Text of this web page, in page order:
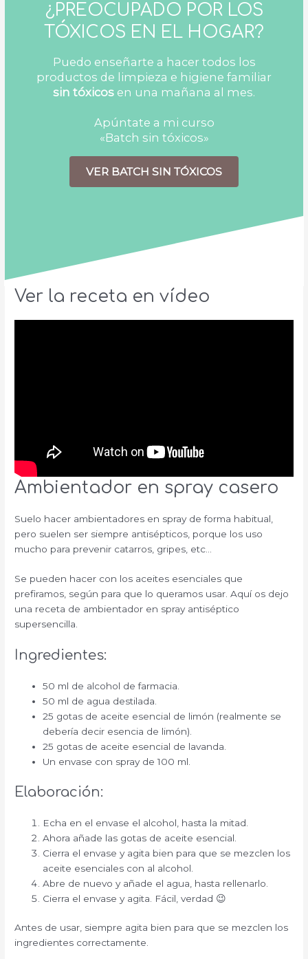
¿PREOCUPADO POR LOS
TÓXICOS EN EL HOGAR?
Puedo enseñarte a hacer todos los
productos de limpieza e higiene familiar
sin tóxicos en una mañana al mes.
Apúntate a mi curso
«Batch sin tóxicos»
VER BATCH SIN TÓXICOS
Ver la receta en vídeo
Ambientador en spray casero
Suelo hacer ambientadores en spray de forma habitual,
pero suelen ser siempre antisépticos, porque los uso
mucho para prevenir catarros, gripes, etc…
Se pueden hacer con los aceites esenciales que
prefiramos, según para que lo queramos usar. Aquí os dejo
una receta de ambientador en spray antiséptico
supersencilla.
Ingredientes:
50 ml de alcohol de farmacia.
50 ml de agua destilada.
25 gotas de aceite esencial de limón (realmente se
debería decir esencia de limón).
25 gotas de aceite esencial de lavanda.
Un envase con spray de 100 ml.
Elaboración:
Echa en el envase el alcohol, hasta la mitad.
Ahora añade las gotas de aceite esencial.
Cierra el envase y agita bien para que se mezclen los
aceite esenciales con al alcohol.
Abre de nuevo y añade el agua, hasta rellenarlo.
Cierra el envase y agita. Fácil, verdad 😉
Antes de usar, siempre agita bien para que se mezclen los
ingredientes correctamente.